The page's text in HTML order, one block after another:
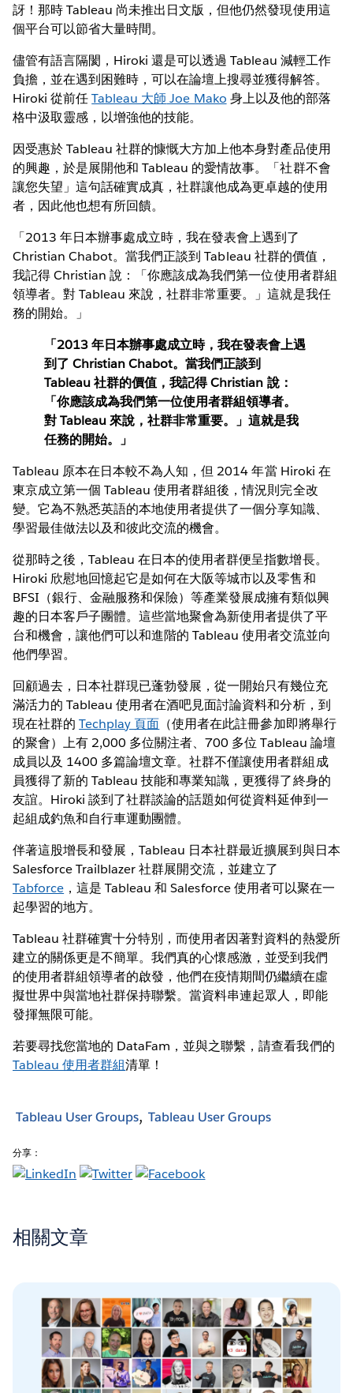
訝！那時 Tableau 尚未推出日文版，但他仍然發現使用這
個平台可以節省大量時間。
儘管有語言隔閡，Hiroki 還是可以透過 Tableau 減輕工作
負擔，並在遇到困難時，可以在論壇上搜尋並獲得解答。
Hiroki 從前任Tableau 大師 Joe Mako 身上以及他的部落
格中汲取靈感，以增強他的技能。
因受惠於 Tableau 社群的慷慨大方加上他本身對產品使用
的興趣，於是展開他和 Tableau 的愛情故事。「社群不會
讓您失望」這句話確實成真，社群讓他成為更卓越的使用
者，因此他也想有所回饋。
「2013 年日本辦事處成立時，我在發表會上遇到了
Christian Chabot。當我們正談到 Tableau 社群的價值，
我記得 Christian 說：「你應該成為我們第一位使用者群組
領導者。對 Tableau 來說，社群非常重要。」這就是我任
務的開始。」
「2013 年日本辦事處成立時，我在發表會上遇
到了 Christian Chabot。當我們正談到
Tableau 社群的價值，我記得 Christian 說：
「你應該成為我們第一位使用者群組領導者。
對 Tableau 來說，社群非常重要。」這就是我
任務的開始。」
Tableau 原本在日本較不為人知，但 2014 年當 Hiroki 在
東京成立第一個 Tableau 使用者群組後，情況則完全改
變。它為不熟悉英語的本地使用者提供了一個分享知識、
學習最佳做法以及和彼此交流的機會。
從那時之後，Tableau 在日本的使用者群便呈指數增長。
Hiroki 欣慰地回憶起它是如何在大阪等城市以及零售和
BFSI（銀行、金融服務和保險）等產業發展成擁有類似興
趣的日本客戶子團體。這些當地聚會為新使用者提供了平
台和機會，讓他們可以和進階的 Tableau 使用者交流並向
他們學習。
回顧過去，日本社群現已蓬勃發展，從一開始只有幾位充
滿活力的 Tableau 使用者在酒吧見面討論資料和分析，到
現在社群的Techplay 頁面 （使用者在此註冊參加即將舉行
的聚會）上有 2,000 多位關注者、700 多位 Tableau 論壇
成員以及 1400 多篇論壇文章。社群不僅讓使用者群組成
員獲得了新的 Tableau 技能和專業知識，更獲得了終身的
友誼。Hiroki 談到了社群談論的話題如何從資料延伸到一
起組成釣魚和自行車運動團體。
伴著這股增長和發展，Tableau 日本社群最近擴展到與日本
Salesforce Trailblazer 社群展開交流，並建立了
Tabforce ，這是 Tableau 和 Salesforce 使用者可以聚在一
起學習的地方。
Tableau 社群確實十分特別，而使用者因著對資料的熱愛所
建立的關係更是不簡單。我們真的心懷感激，並受到我們
的使用者群組領導者的啟發，他們在疫情期間仍繼續在虛
擬世界中與當地社群保持聯繫。當資料串連起眾人，即能
發揮無限可能。
若要尋找您當地的 DataFam，並與之聯繫，請查看我們的
Tableau 使用者群組清單！
Tableau User Groups Tableau User Groups
分享：
相關文章